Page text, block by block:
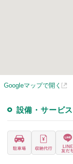
Googleマップで開く
設備・サービス